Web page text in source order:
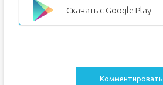
Скачать с Google Play
Комментировать